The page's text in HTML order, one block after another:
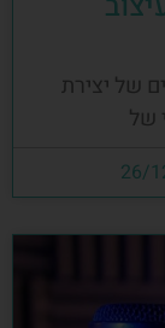
של יצירת
של